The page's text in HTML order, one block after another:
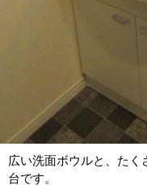
広い洗面ボウルと、た
台です。